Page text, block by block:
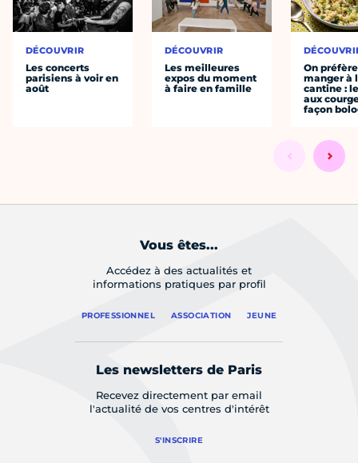
DÉCOUVRIR
Les concerts
parisiens à voir en
août
DÉCOUVRIR
Les meilleures
expos du moment
à faire en famille
On préfère
manger à
cantine :
aux
façon
Vous êtes...
Accédez à des actualités et
informations pratiques par profil
PROFESSIONNEL ASSOCIATION JEUNE
Les newsletters de Paris
Recevez directement par email
l'actualité de vos centres d'intérêt
S'INSCRIRE